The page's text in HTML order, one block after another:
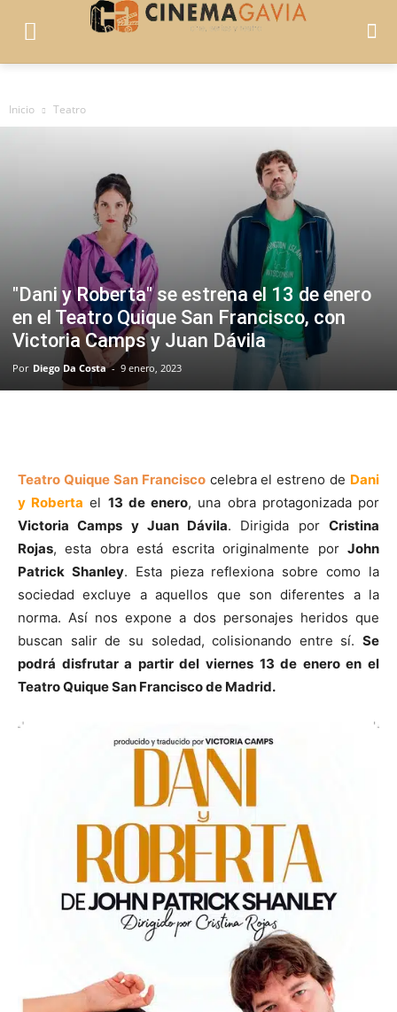
Inicio Teatro
"Dani y Roberta" se estrena el 13 de enero
en el Teatro Quique San Francisco, con
Victoria Camps y Juan Dávila
Por Diego Da Costa - 9 enero, 2023
Teatro Quique San Franciscocelebra el estreno de Dani
y Roberta el 13 de enero, una obra protagonizada por
Victoria Camps y Juan Dávila. Dirigida porCristina
Rojas, esta obra está escrita originalmente por John
Patrick Shanley. Esta pieza reflexiona sobre como la
sociedad excluye a aquellos que son diferentes a la
norma. Así nos expone a dos personajes heridos que
buscan salir de su soledad, colisionando entre sí. Se
podrá disfrutar a partir del viernes 13 de enero en el
Teatro Quique San Francisco de Madrid.